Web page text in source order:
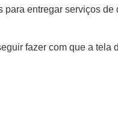
entregar serviços
fazer com que a